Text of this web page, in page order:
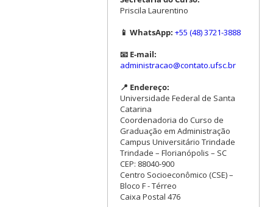
Priscila Laurentino
📱 WhatsApp: +55 (48) 3721-3888
📧 E-mail:
administracao@contato.ufsc.br
📍 Endereço:
Universidade Federal de Santa
Catarina
Coordenadoria do Curso de
Graduação em Administração
Campus Universitário Trindade
Trindade – Florianópolis – SC
CEP: 88040-900
Centro Socioeconômico (CSE) –
Bloco F - Térreo
Caixa Postal 476